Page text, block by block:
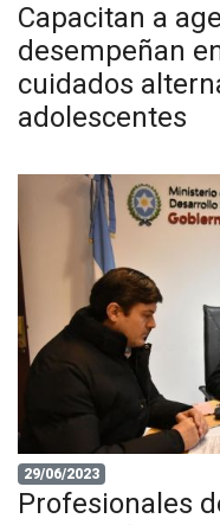
Capacitan a
desempeñan
cuidados
adolescentes
29/06/2023
Profesionales